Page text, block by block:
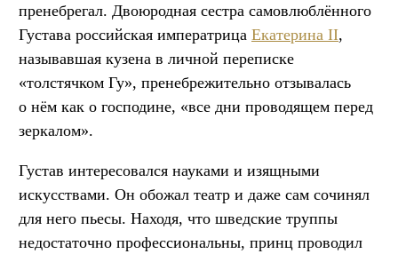
пренебрегал. Двоюродная сестра самовлюблённого
Густава российская императрица Екатерина II,
называвшая кузена в личной переписке
«толстячком Гу», пренебрежительно отзывалась
о нём как о господине, «все дни проводящем перед
зеркалом».
Густав интересовался науками и изящными
искусствами. Он обожал театр и даже сам сочинял
для него пьесы. Находя, что шведские труппы
недостаточно профессиональны, принц проводил